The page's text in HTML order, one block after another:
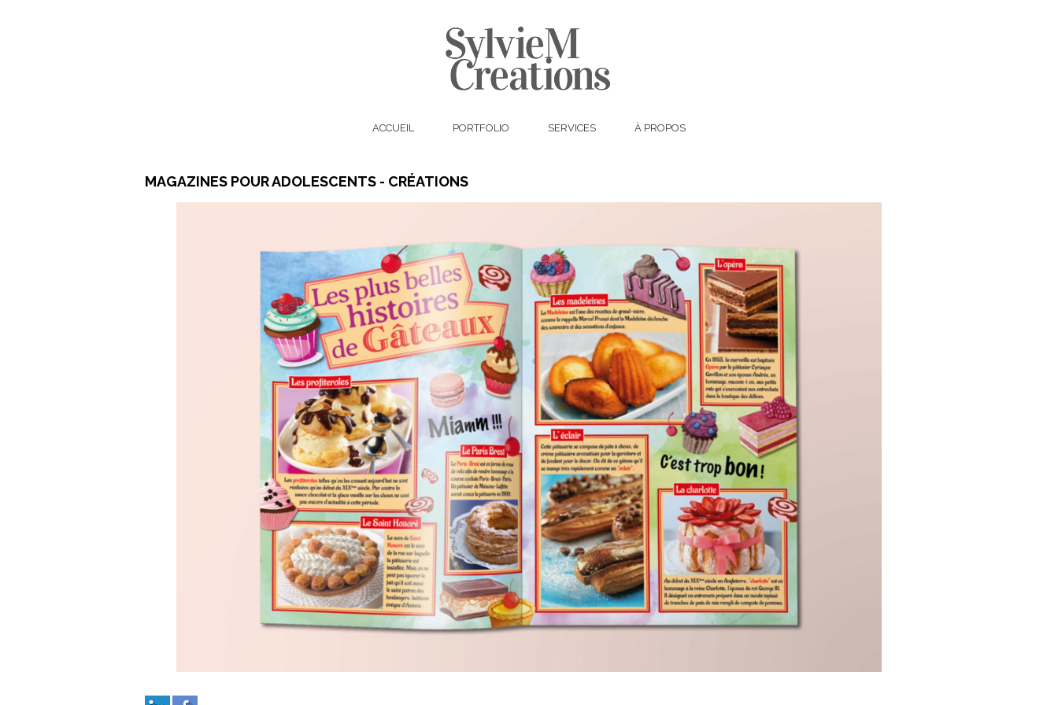
ACCUEIL PORTFOLIO SERVICES À PROPOS
MAGAZINES POUR ADOLESCENTS - CRÉATIONS